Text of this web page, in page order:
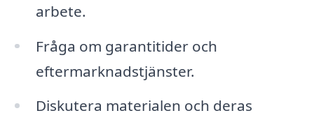
arbete.
Fråga om garantitider och
eftermarknadstjänster.
Diskutera materialen och deras